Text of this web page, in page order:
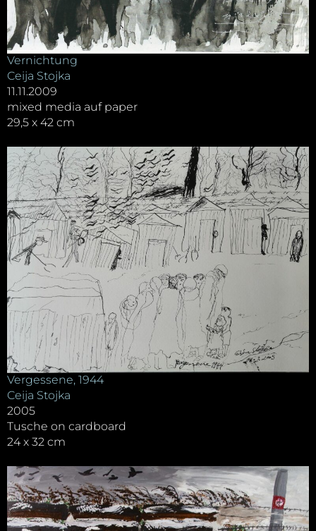
Vernichtung
Ceija Stojka
11.11.2009
mixed media auf paper
29,5 x 42 cm
Vergessene, 1944
Ceija Stojka
2005
Tusche on cardboard
24 x 32 cm